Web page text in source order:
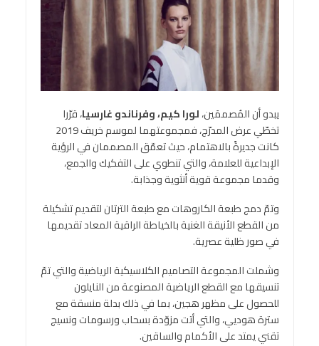
يبدو أن المُصممَين،لورا كيم، وفرناندو غارسيا، قرّرا
تخطّي عرض المدرّج، فمجموعتهما لموسم خريف 2019
كانت جديرةً بالاهتمام، حيث تعمّق المصممان في الرؤية
الإبداعية للعلامة، والتي تنطوي على التفكيك والجمع،
وقدما مجموعة قوية أنثوية وجذابة.
وتمّ دمج طبعة الكاروهات مع طبعة الترتان لتقديم تشكيلة
من القطع الأنيقة الغنية بالخياطة الراقية المعاد تقديمها
في صور ظلية عصرية.
وشملت المجموعة التصاميم الكلاسيكية الرياضية والتي تمّ
تنسيقها مع القطع الرياضية المصنوعة من النايلون
للحصول على مظهر هجين، بما في ذلك بدلة منسقة مع
سترة هوديي، والتي أتت مزوّدة بسحاب ورسومات ونسيج
تقني يمتد على الأكمام والساقين.